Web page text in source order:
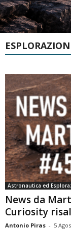
Astronautica ed
News da
Curiosity
Antonio Piras - 5